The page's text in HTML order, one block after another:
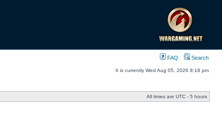
FAQ Search
It is currently Wed Aug 05, 2026 8:18 pm
All times are UTC - 5 hours